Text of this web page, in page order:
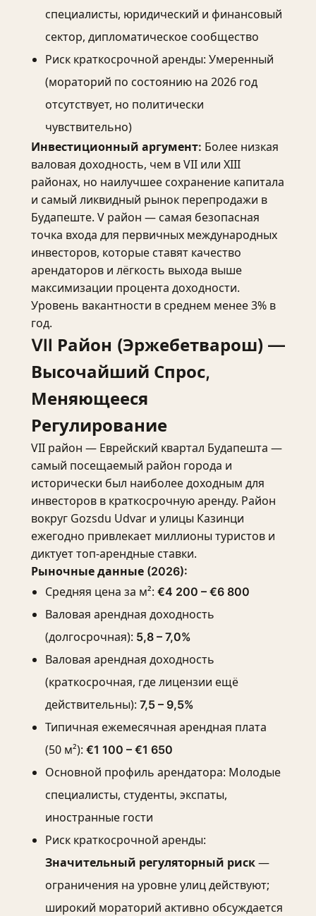
специалисты, юридический и финансовый
сектор, дипломатическое сообщество
Риск краткосрочной аренды: Умеренный
(мораторий по состоянию на 2026 год
отсутствует, но политически
чувствительно)
Инвестиционный аргумент: Более низкая
валовая доходность, чем в VII или XIII
районах, но наилучшее сохранение капитала
и самый ликвидный рынок перепродажи в
Будапеште. V район — самая безопасная
точка входа для первичных международных
инвесторов, которые ставят качество
арендаторов и лёгкость выхода выше
максимизации процента доходности.
Уровень вакантности в среднем менее 3% в
год.
VII Район (Эржебетварош) —
Высочайший Спрос,
Меняющееся
Регулирование
VII район — Еврейский квартал Будапешта —
самый посещаемый район города и
исторически был наиболее доходным для
инвесторов в краткосрочную аренду. Район
вокруг Gozsdu Udvar и улицы Казинци
ежегодно привлекает миллионы туристов и
диктует топ-арендные ставки.
Рыночные данные (2026):
Средняя цена за м²: €4 200 – €6 800
Валовая арендная доходность
(долгосрочная): 5,8 – 7,0%
Валовая арендная доходность
(краткосрочная, где лицензии ещё
действительны): 7,5 – 9,5%
Типичная ежемесячная арендная плата
(50 м²): €1 100 – €1 650
Основной профиль арендатора: Молодые
специалисты, студенты, экспаты,
иностранные гости
Риск краткосрочной аренды:
Значительный регуляторный риск —
ограничения на уровне улиц действуют;
широкий мораторий активно обсуждается